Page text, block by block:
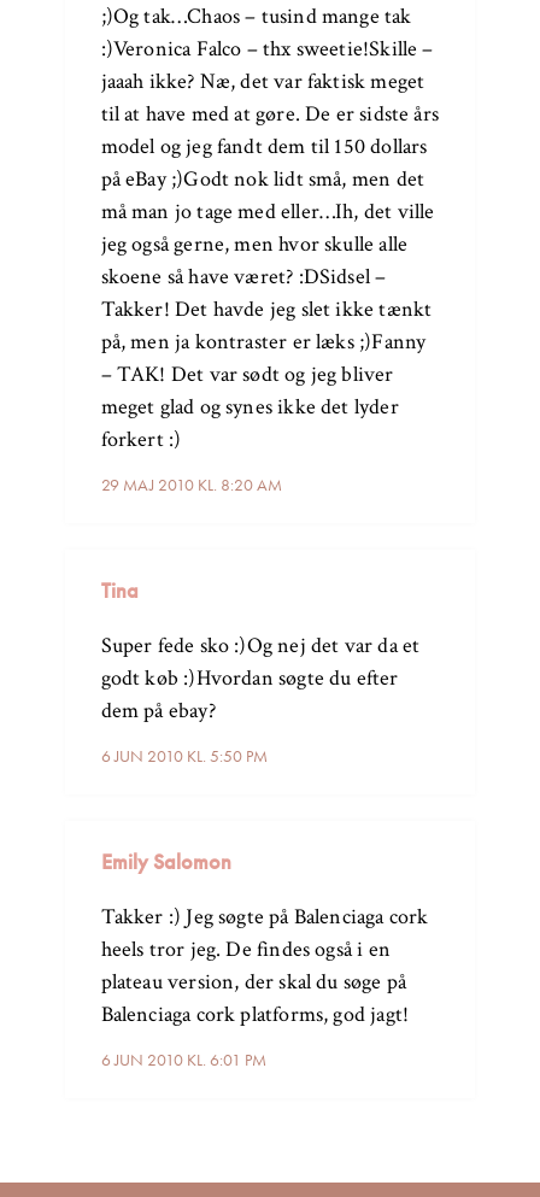
29 MAJ 2010 KL. 8:20 AM
;)Og tak…Chaos – tusind mange tak
:)Veronica Falco – thx sweetie!Skille –
jaaah ikke? Næ, det var faktisk meget
til at have med at gøre. De er sidste års
model og jeg fandt dem til 150 dollars
på eBay ;)Godt nok lidt små, men det
må man jo tage med eller…Ih, det ville
jeg også gerne, men hvor skulle alle
skoene så have været? :DSidsel –
Takker! Det havde jeg slet ikke tænkt
på, men ja kontraster er læks ;)Fanny
– TAK! Det var sødt og jeg bliver
meget glad og synes ikke det lyder
forkert :)
Tina
6 JUN 2010 KL. 5:50 PM
Super fede sko :)Og nej det var da et
godt køb :)Hvordan søgte du efter
dem på ebay?
Emily Salomon
6 JUN 2010 KL. 6:01 PM
Takker :) Jeg søgte på Balenciaga cork
heels tror jeg. De findes også i en
plateau version, der skal du søge på
Balenciaga cork platforms, god jagt!